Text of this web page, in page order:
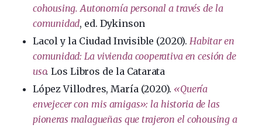
cohousing. Autonomía personal a través de la
comunidad, ed. Dykinson
Lacol y la Ciudad Invisible (2020).Habitar en
comunidad: La vivienda cooperativa en cesión de
uso. Los Libros de la Catarata
López Villodres, María (2020). «Quería
envejecer con mis amigas»: la historia de las
pioneras malagueñas que trajeron el cohousing a